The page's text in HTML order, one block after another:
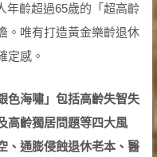
年齡超過65歲的「超高齡
。唯有打造黃金樂齡退休
定感。
色海嘯」包括高齡失智失
高齡獨居問題等四大風
、通膨侵蝕退休老本、醫